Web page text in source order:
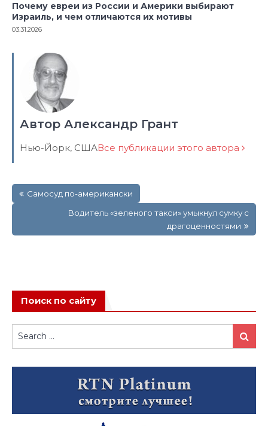
Почему евреи из России и Америки выбирают
Израиль, и чем отличаются их мотивы
03.31.2026
Автор Александр Грант
Нью-Йорк, СШАВсе публикации этого автора
по Самосуд по-американски
Водитель «зеленого такси» умыкнул сумку с
драгоценностями
Поиск по сайту
Search
for:
Search